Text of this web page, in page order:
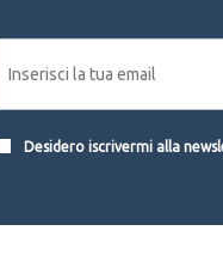
Desidero iscrivermi alla